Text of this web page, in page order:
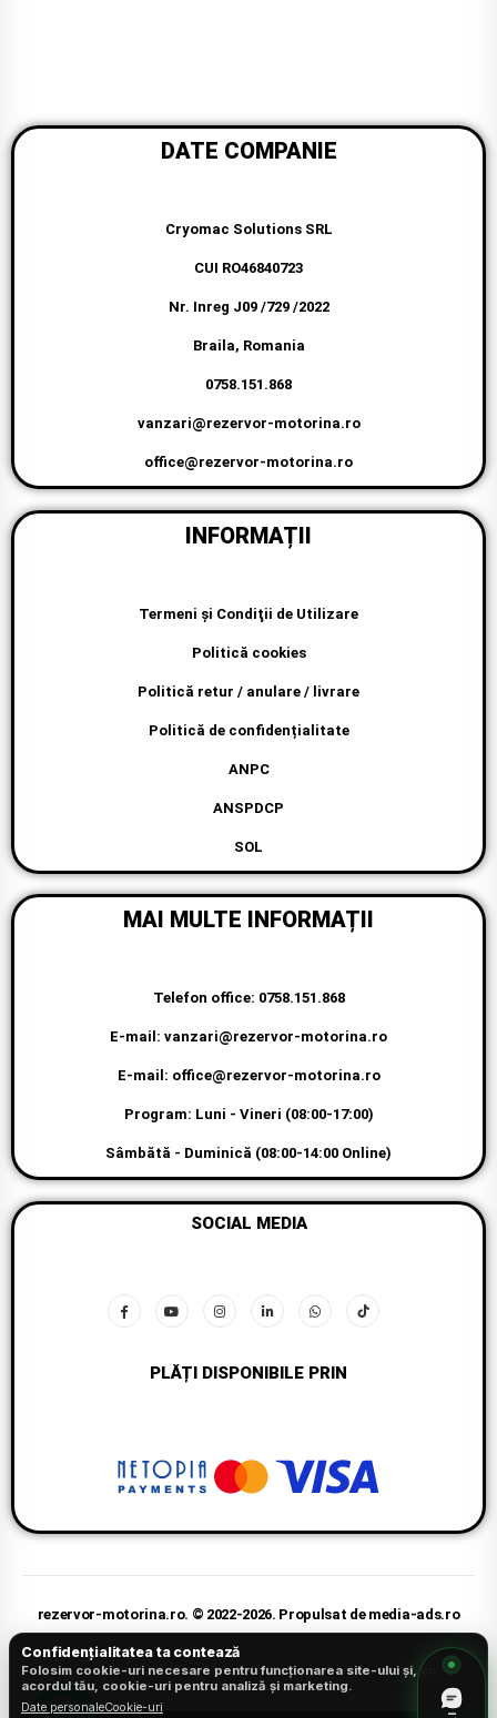
DATE COMPANIE
Cryomac Solutions SRL
CUI RO46840723
Nr. Inreg J09 /729 /2022
Braila, Romania
0758.151.868
vanzari@rezervor-motorina.ro
office@rezervor-motorina.ro
INFORMAȚII
Termeni şi Condiţii de Utilizare
Politică cookies
Politică retur / anulare / livrare
Politică de confidențialitate
ANPC
ANSPDCP
SOL
MAI MULTE INFORMAȚII
Telefon office: 0758.151.868
E-mail: vanzari@rezervor-motorina.ro
E-mail: office@rezervor-motorina.ro
Program: Luni - Vineri (08:00-17:00)
Sâmbătă - Duminică (08:00-14:00 Online)
SOCIAL MEDIA
PLĂȚI DISPONIBILE PRIN
rezervor-motorina.ro. © 2022-2026. Propulsat de media-ads.ro
Confidențialitatea ta contează
Folosim cookie-uri necesare pentru funcționarea site-ului și, cu
acordul tău, cookie-uri pentru analiză și marketing.
Date personaleCookie-uri